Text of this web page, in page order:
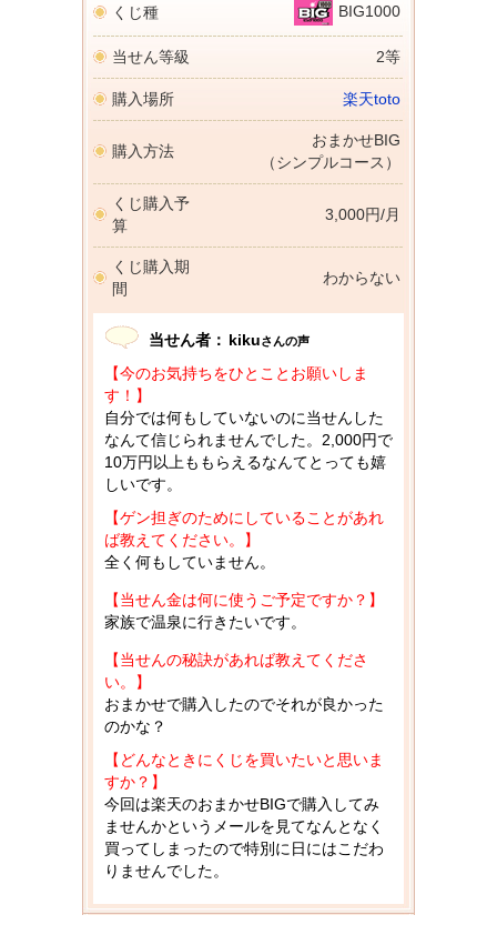
くじ種 BIG1000
当せん等級 2等
購入場所 楽天toto
購入方法
おまかせBIG
（シンプルコース）
くじ購入予
算
3,000円/月
くじ購入期
間
わからない
当せん者： kikuさんの声
【今のお気持ちをひとことお願いしま
す！】
自分では何もしていないのに当せんした
なんて信じられませんでした。2,000円で
10万円以上ももらえるなんてとっても嬉
しいです。
【ゲン担ぎのためにしていることがあれ
ば教えてください。】
全く何もしていません。
【当せん金は何に使うご予定ですか？】
家族で温泉に行きたいです。
【当せんの秘訣があれば教えてくださ
い。】
おまかせで購入したのでそれが良かった
のかな？
【どんなときにくじを買いたいと思いま
すか？】
今回は楽天のおまかせBIGで購入してみ
ませんかというメールを見てなんとなく
買ってしまったので特別に日にはこだわ
りませんでした。